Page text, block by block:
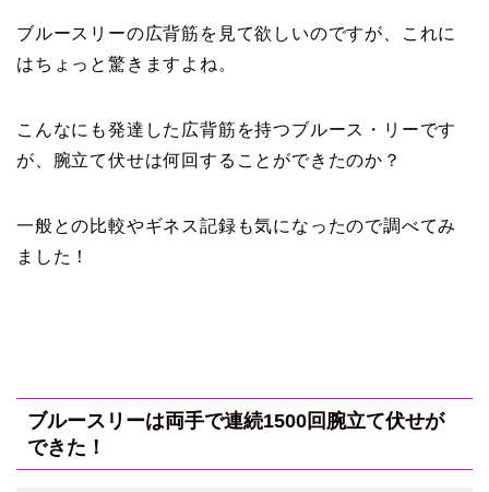
ブルースリーの広背筋を見て欲しいのですが、これに
はちょっと驚きますよね。
こんなにも発達した広背筋を持つブルース・リーです
が、腕立て伏せは何回することができたのか？
一般との比較やギネス記録も気になったので調べてみ
ました！
ブルースリーは両手で連続1500回腕立て伏せが
できた！